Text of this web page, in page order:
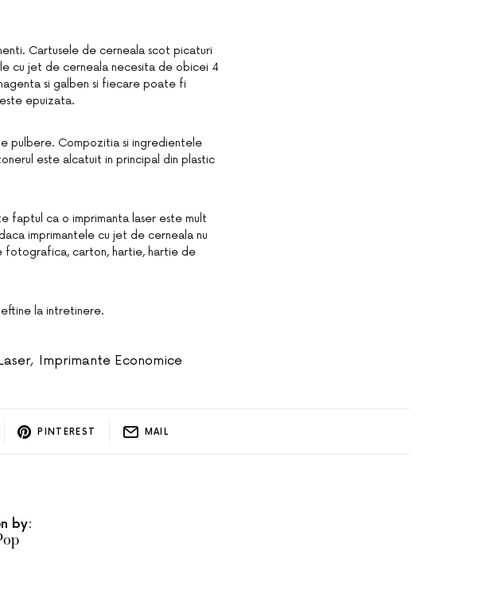
Cartusele de cerneala scot picaturi
cu jet de cerneala necesita de obicei 4
si galben si fiecare poate fi
epuizata.
pulbere. Compozitia si ingredientele
este alcatuit in principal din plastic
faptul ca o imprimanta laser este mult
imprimantele cu jet de cerneala nu
carton, hartie, hartie de
la intretinere.
, Imprimante Economice
PINTEREST MAIL
by: